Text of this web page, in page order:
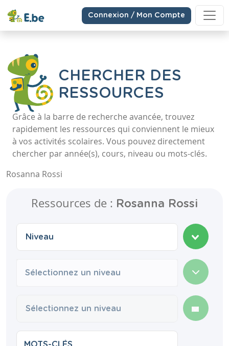
Connexion / Mon Compte
CHERCHER DES
RESSOURCES
Grâce à la barre de recherche avancée, trouvez
rapidement les ressources qui conviennent le mieux
à vos activités scolaires. Vous pouvez directement
chercher par année(s), cours, niveau ou mots-clés.
Rosanna Rossi
Ressources de : Rosanna Rossi
Sélectionnez un niveau